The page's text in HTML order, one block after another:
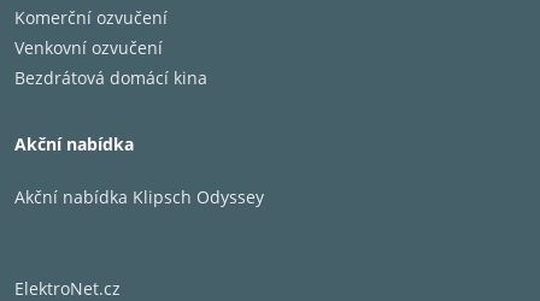
Komerční ozvučení
Venkovní ozvučení
Bezdrátová domácí kina
Akční nabídka
Akční nabídka Klipsch Odyssey
ElektroNet.cz